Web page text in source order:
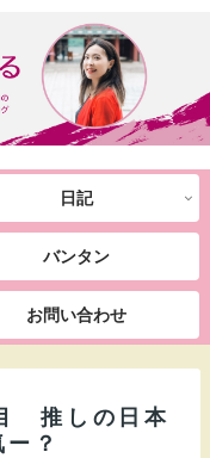
日記
バンタン
お問い合わせ
推しの日本
？